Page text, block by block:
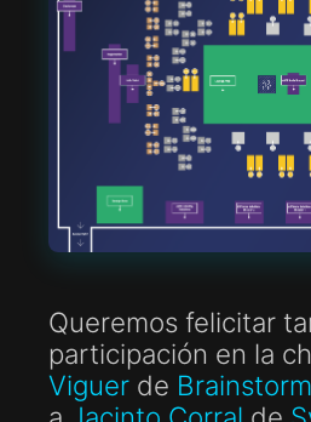
Queremos felicitar
participación en la
Viguer de